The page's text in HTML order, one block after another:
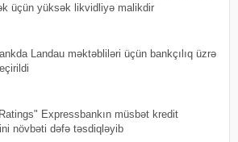
üçün yüksək likvidliyə malikdir
Landau məktəbliləri üçün bankçılıq üzrə
Expressbankın müsbət kredit
növbəti dəfə təsdiqləyib